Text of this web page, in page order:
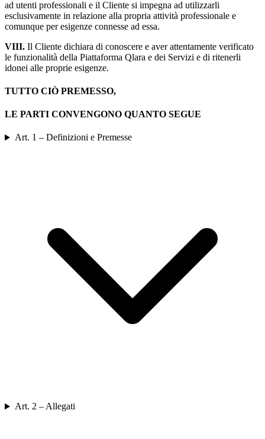
ad utenti professionali e il Cliente si impegna ad utilizzarli
esclusivamente in relazione alla propria attività professionale e
comunque per esigenze connesse ad essa.
VIII. Il Cliente dichiara di conoscere e aver attentamente verificato
le funzionalità della Piattaforma Qlara e dei Servizi e di ritenerli
idonei alle proprie esigenze.
TUTTO CIÒ PREMESSO,
LE PARTI CONVENGONO QUANTO SEGUE
Art. 1 – Definizioni e Premesse
Art. 2 – Allegati